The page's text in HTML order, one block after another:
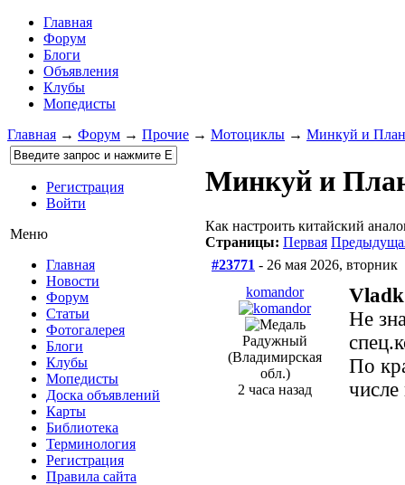
Главная
Форум
Блоги
Объявления
Клубы
Мопедисты
Главная → Форум → Прочие → Мотоциклы → Минкуй и
Регистрация
Войти
Меню
Главная
Новости
Форум
Статьи
Фотогалерея
Блоги
Клубы
Мопедисты
Доска объявлений
Карты
Библиотека
Терминология
Регистрация
Правила сайта
Минкуй и
Как настроить китайский
Страницы: Первая
#23771 - 26 мая 2026, вторник
komandor
Радужный
(Владимирская
обл.)
2 часа назад
Не
По